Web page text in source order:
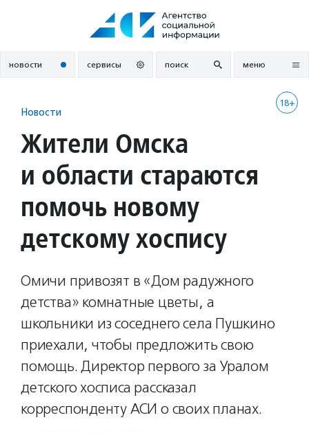
новости сервисы поиск меню
18+
Новости
Жители Омска
и области стараются
помочь новому
детскому хоспису
Омичи привозят в «Дом радужного
детства» комнатные цветы, а
школьники из соседнего села Пушкино
приехали, чтобы предложить свою
помощь. Директор первого за Уралом
детского хосписа рассказал
корреспонденту АСИ о своих планах.